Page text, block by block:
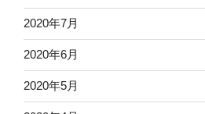
2020年7月
2020年6月
2020年5月